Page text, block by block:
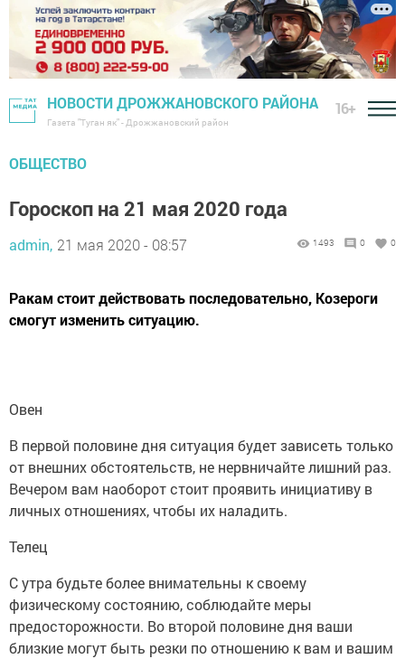
НОВОСТИ ДРОЖЖАНОВСКОГО РАЙОНА
Газета "Туган як" - Дрожжановский район
16+
ОБЩЕСТВО
Гороскоп на 21 мая 2020 года
admin, 21 мая 2020 - 08:57 1493 0 0
Ракам стоит действовать последовательно, Козероги
смогут изменить ситуацию.
Овен
В первой половине дня ситуация будет зависеть только
от внешних обстоятельств, не нервничайте лишний раз.
Вечером вам наоборот стоит проявить инициативу в
личных отношениях, чтобы их наладить.
Телец
С утра будьте более внимательны к своему
физическому состоянию, соблюдайте меры
предосторожности. Во второй половине дня ваши
близкие могут быть резки по отношению к вам и вашим